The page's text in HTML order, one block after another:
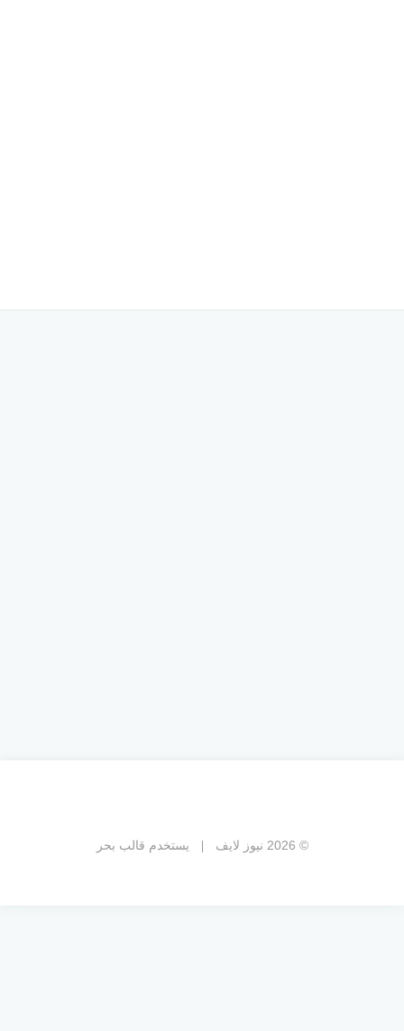
© 2026 نيوز لايف يستخدم قالب بحر